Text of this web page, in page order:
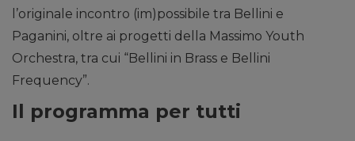
l’originale incontro (im)possibile tra Bellini e
Paganini, oltre ai progetti della Massimo Youth
Orchestra, tra cui “Bellini in Brass e Bellini
Frequency”.
Il programma per tutti